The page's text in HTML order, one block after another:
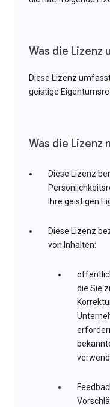
Was die Lizenz
Diese Lizenz
geistige
Was die Lizenz
Diese Lizenz
Ihre geistigen
Diese Lizenz
von Inhalten:
die Sie